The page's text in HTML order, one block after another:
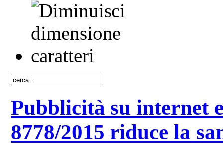
Pubblicità su internet
8778/2015 riduce la